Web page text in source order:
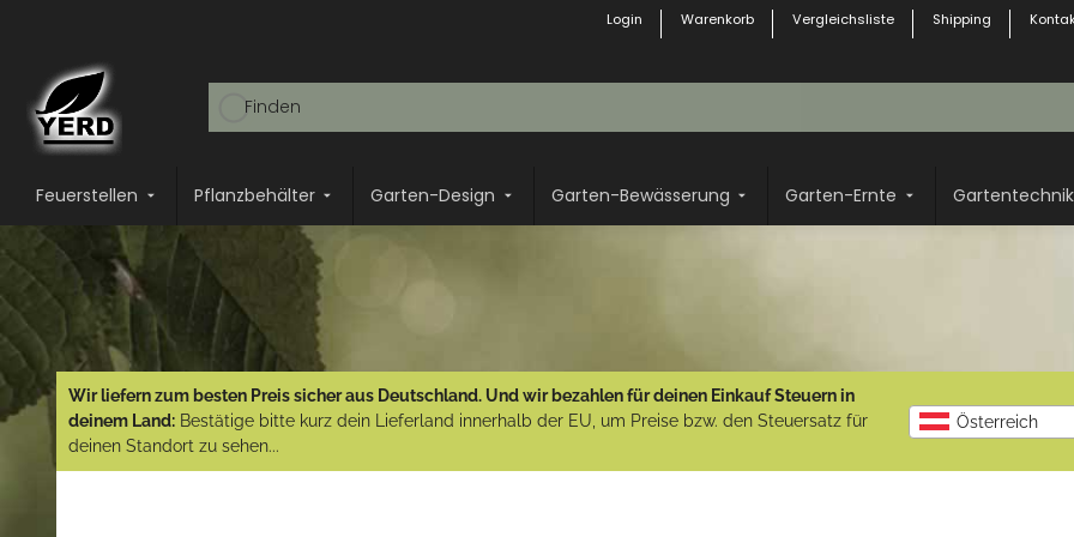
Login Warenkorb Vergleichsliste Shipping
Feuerstellen Pflanzbehälter Garten-Design Garten-Bewässerung Garten-Ernte Gartentechnik
Wir liefern zum besten Preis sicher aus Deutschland. Und wir bezahlen für deinen Einkauf Steuern in
deinem Land: Bestätige bitte kurz dein Lieferland innerhalb der EU, um Preise bzw. den Steuersatz für
deinen Standort zu sehen...
Österreich